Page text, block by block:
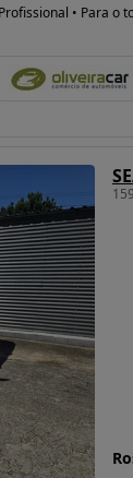
Profissional • Para o